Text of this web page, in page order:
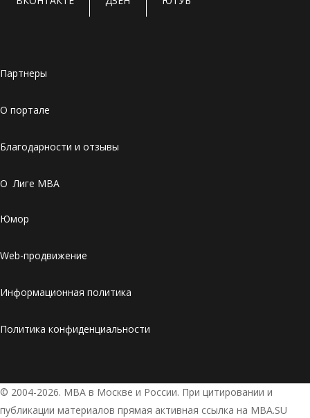
Партнеры
О портале
Благодарности и отзывы
О Лиге MBA
Юмор
Web-продвижение
Информационная политика
Политика конфиденциальности
© 2004-2026. МВА в Москве и России. При цитировании и
публикации материалов прямая активная ссылка на MBA.SU